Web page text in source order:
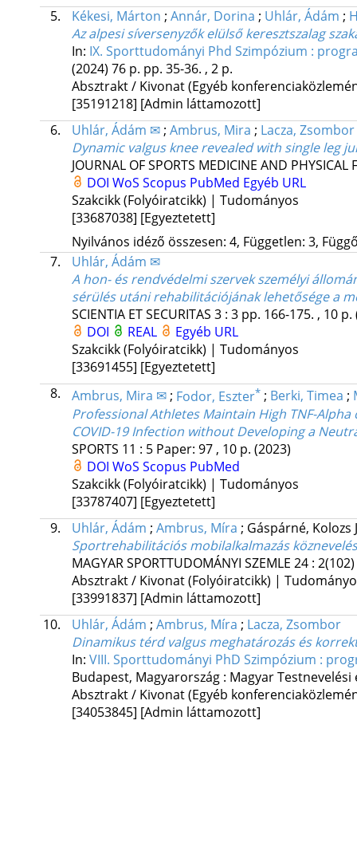
5.
Kékesi, Márton ; Annár, Dorina ; Uhlár, Ádám ;
Az alpesi síversenyzők elülső keresztszalag
In: IX. Sporttudományi Phd Szimpózium :
(2024) 76 p. pp. 35-36. , 2 p.
Absztrakt / Kivonat (Egyéb
[35191218] [Admin láttamozott]
6.
Uhlár, Ádám ✉; Ambrus, Mira ; Lacza, Zsombor
Dynamic valgus knee revealed with single leg
JOURNAL OF SPORTS MEDICINE AND PHYSICAL
DOI WoS Scopus PubMed Egyéb URL
Szakcikk (Folyóiratcikk) | Tudományos
[33687038] [Egyeztetett]
Nyilvános idéző összesen: 4, Független: 3,
7.
Uhlár, Ádám ✉
A hon- és rendvédelmi szervek személyi
sérülés utáni rehabilitációjának lehetősége a
SCIENTIA ET SECURITAS 3: 3 pp. 166-175. , 10 p.
DOI
REAL
Egyéb URL
Szakcikk (Folyóiratcikk) | Tudományos
[33691455] [Egyeztetett]
8.
Ambrus, Mira ✉; Fodor, Eszter* ; Berki, Timea ;
Professional Athletes Maintain High TNF-
COVID-19 Infection without Developing a
SPORTS 11 : 5 Paper: 97 , 10 p. (2023)
DOI WoS Scopus PubMed
Szakcikk (Folyóiratcikk) | Tudományos
[33787407] [Egyeztetett]
9.
Uhlár, Ádám ; Ambrus, Míra ; Gáspárné, Kolozs
Sportrehabilitációs mobilalkalmazás
MAGYAR SPORTTUDOMÁNYI SZEMLE 24: 2(102)
Absztrakt / Kivonat (Folyóiratcikk) |
[33991837] [Admin láttamozott]
10.
Uhlár, Ádám ; Ambrus, Míra ; Lacza, Zsombor
Dinamikus térd valgus meghatározás és
In: VIII. Sporttudományi PhD Szimpózium :
Budapest, Magyarország : Magyar
Absztrakt / Kivonat (Egyéb
[34053845] [Admin láttamozott]